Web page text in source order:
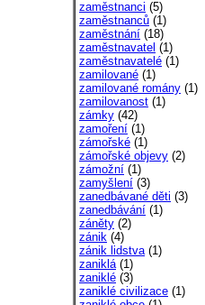
zaměstnanci (5)
zaměstnanců (1)
zaměstnání (18)
zaměstnavatel (1)
zaměstnavatelé (1)
zamilované (1)
zamilované romány (1)
zamilovanost (1)
zámky (42)
zamoření (1)
zámořské (1)
zámořské objevy (2)
zámožní (1)
zamyšlení (3)
zanedbávané děti (3)
zanedbávání (1)
záněty (2)
zánik (4)
zánik lidstva(1)
zaniklá(1)
zaniklé (3)
zaniklé civilizace (1)